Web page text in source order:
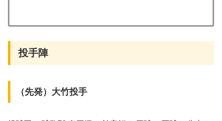
投手陣
（先発）大竹投手